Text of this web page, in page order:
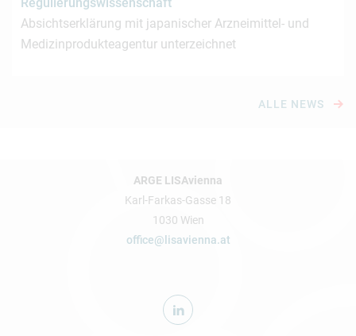
Absichtserklärung mit japanischer Arzneimittel- und
Medizinprodukteagentur unterzeichnet
ALLE NEWS
ARGE LISAvienna
Karl-Farkas-Gasse 18
1030 Wien
office@lisavienna.at